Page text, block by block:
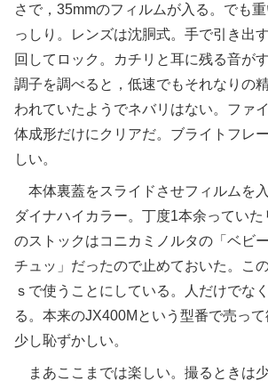
さで，35mmのフィルムが入る。でも
っしり。レンズは沈胴式。手で引き出
回してロック。カチリと耳に残る音が
調子を調べると，低速でもそれなりの
われていたようでネバリはない。ファ
体成形だけにクリアだ。ブライトフレ
しい。
本体裏蓋をスライドさせフィルムを
ダイナハイカラー。丁度1本余ってい
のストックはコニカミノルタの「ベビ
チュッ」だったので止めておいた。こ
ｓで使うことにしている。人だけでな
る。本来のJX400Mという型番で売っ
少し恥ずかしい。
まあここまでは楽しい。撮るときは